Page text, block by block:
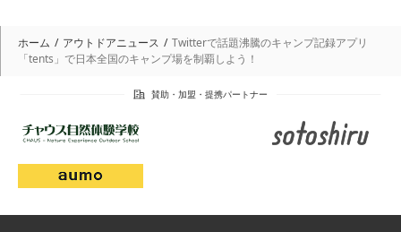
ホーム アウトドアニュース
Twitterで話題沸騰のキャンプ記録アプリ
「tents」で日本全国のキャンプ場を制覇しよう！